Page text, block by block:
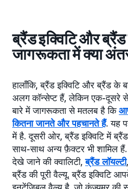
ब्रैंड इक्विटि और ब्रैंड
जागरूकता में क्या
हालाँकि, ब्रैंड इक्विटि और ब्रैंड के
अलग कॉन्सेप्ट हैं, लेकिन एक-दूसरे
बारे में जागरूकता से मतलब है कि
कितना जानते और पहचानते हैं. यह
में है. दूसरी ओर, ब्रैंड इक्विटि में
साथ-साथ अन्य फ़ैक्टर भी शामिल
देखे जाने की क्वालिटी,ब्रैंड लॉयल्टी
ब्रैंड की पूरी वैल्यू. ब्रैंड इक्विटि